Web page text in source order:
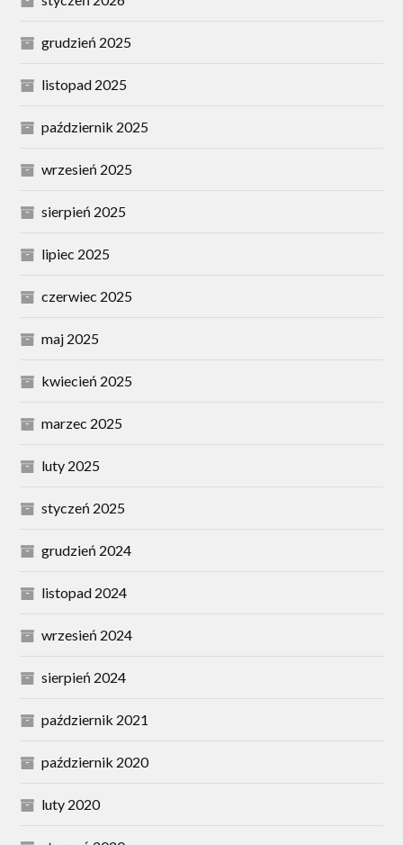
grudzień 2025
listopad 2025
październik 2025
wrzesień 2025
sierpień 2025
lipiec 2025
czerwiec 2025
maj 2025
kwiecień 2025
marzec 2025
luty 2025
styczeń 2025
grudzień 2024
listopad 2024
wrzesień 2024
sierpień 2024
październik 2021
październik 2020
luty 2020